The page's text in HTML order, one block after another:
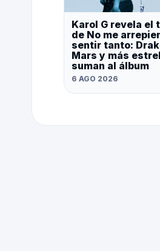
Karol G revela el
de No me
sentir tanto:
Mars y más
suman al álbum
6 AGO 2026